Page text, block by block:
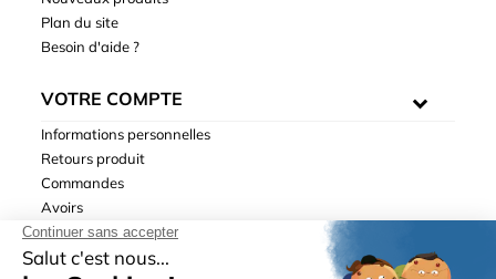
Plan du site
Besoin d'aide ?
VOTRE COMPTE
Informations personnelles
Retours produit
Commandes
Avoirs
Adresses
Bons de réduction